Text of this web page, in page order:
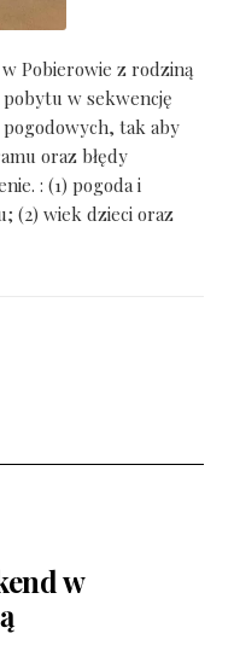
Pobierowie z rodziną
w sekwencję
tak aby
oraz błędy
: (1) pogoda i
(2) wiek dzieci oraz
w